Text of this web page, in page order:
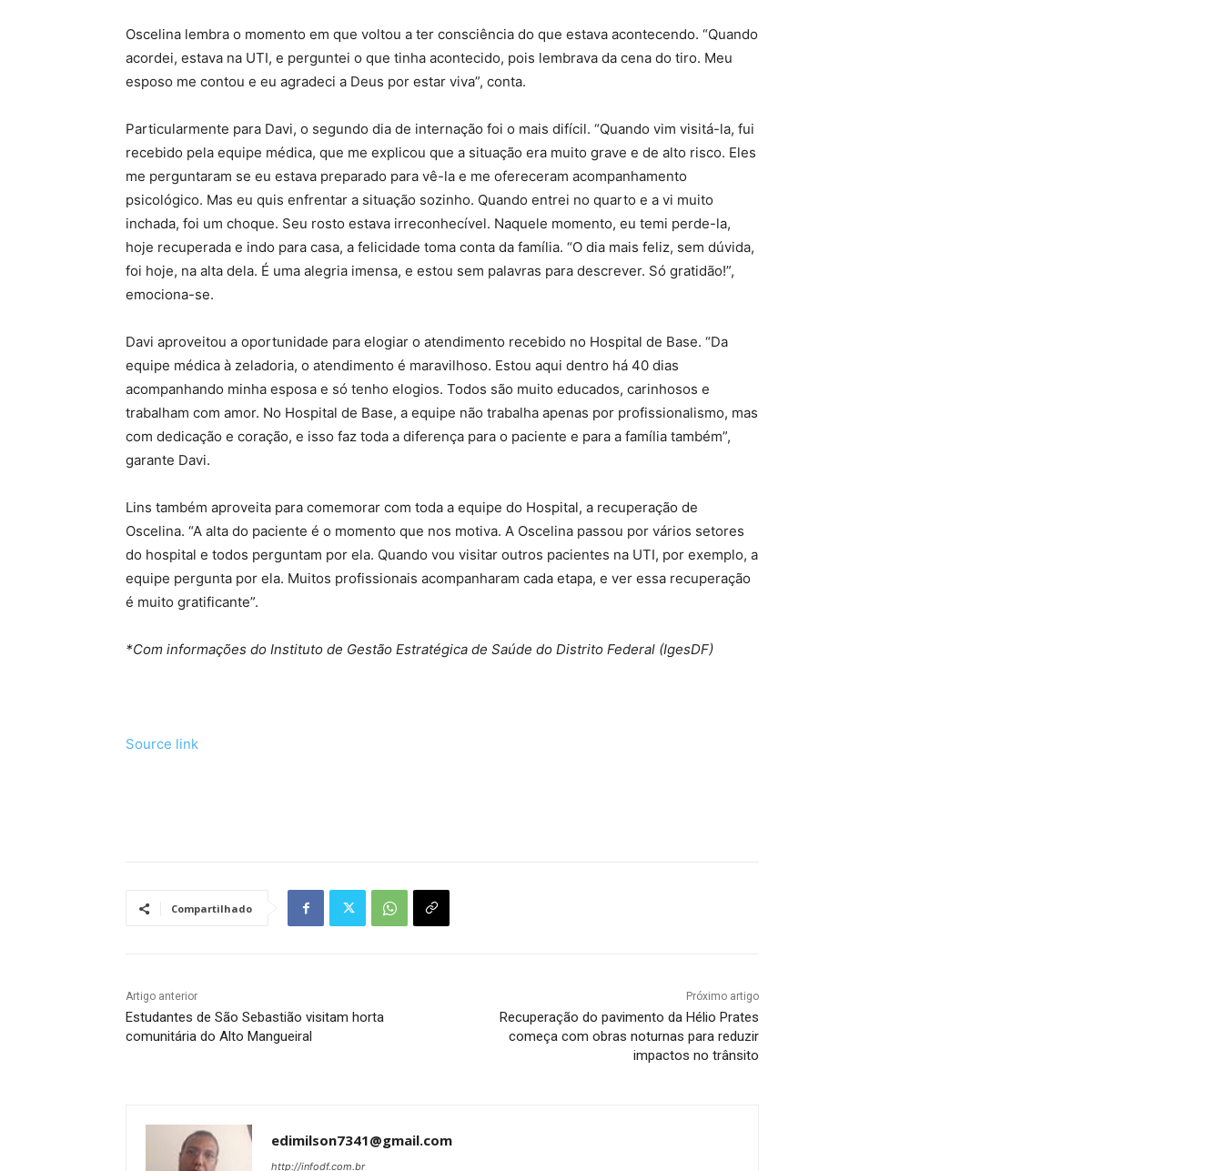
Oscelina lembra o momento em que voltou a ter consciência do que estava acontecendo. “Quando
acordei, estava na UTI, e perguntei o que tinha acontecido, pois lembrava da cena do tiro. Meu
esposo me contou e eu agradeci a Deus por estar viva”, conta.
Particularmente para Davi, o segundo dia de internação foi o mais difícil. “Quando vim visitá-la, fui
recebido pela equipe médica, que me explicou que a situação era muito grave e de alto risco. Eles
me perguntaram se eu estava preparado para vê-la e me ofereceram acompanhamento
psicológico. Mas eu quis enfrentar a situação sozinho. Quando entrei no quarto e a vi muito
inchada, foi um choque. Seu rosto estava irreconhecível. Naquele momento, eu temi perde-la,
hoje recuperada e indo para casa, a felicidade toma conta da família. “O dia mais feliz, sem dúvida,
foi hoje, na alta dela. É uma alegria imensa, e estou sem palavras para descrever. Só gratidão!”,
emociona-se.
Davi aproveitou a oportunidade para elogiar o atendimento recebido no Hospital de Base. “Da
equipe médica à zeladoria, o atendimento é maravilhoso. Estou aqui dentro há 40 dias
acompanhando minha esposa e só tenho elogios. Todos são muito educados, carinhosos e
trabalham com amor. No Hospital de Base, a equipe não trabalha apenas por profissionalismo, mas
com dedicação e coração, e isso faz toda a diferença para o paciente e para a família também”,
garante Davi.
Lins também aproveita para comemorar com toda a equipe do Hospital, a recuperação de
Oscelina. “A alta do paciente é o momento que nos motiva. A Oscelina passou por vários setores
do hospital e todos perguntam por ela. Quando vou visitar outros pacientes na UTI, por exemplo, a
equipe pergunta por ela. Muitos profissionais acompanharam cada etapa, e ver essa recuperação
é muito gratificante”.
*Com informações do Instituto de Gestão Estratégica de Saúde do Distrito Federal (IgesDF)
Source link
Compartilhado
Artigo anterior
Estudantes de São Sebastião visitam horta
comunitária do Alto Mangueiral
Próximo artigo
Recuperação do pavimento da Hélio Prates
começa com obras noturnas para reduzir
impactos no trânsito
edimilson7341@gmail.com
http://infodf.com.br